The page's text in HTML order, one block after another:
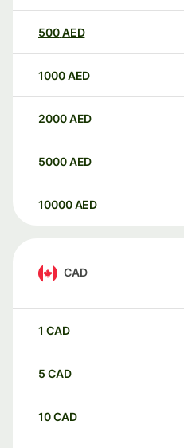
500AED
1000AED
2000AED
5000AED
10000 AED
CAD
1 CAD
5 CAD
10CAD